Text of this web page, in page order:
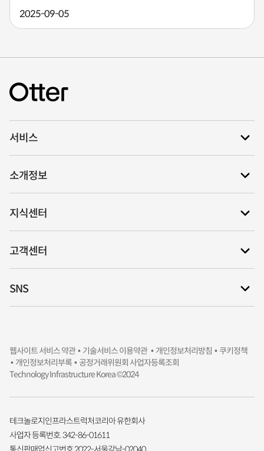
2025-09-05
서비스
소개정보
지식센터
고객센터
SNS
웹사이트 서비스 약관 •기술서비스 이용약관 •개인정보처리방침 • 쿠키정책
• 개인정보처리부록 • 공정거래위원회 사업자등록조회
Technology Infrastructure Korea ©2024
테크놀로지인프라스트럭처코리아 유한회사
사업자 등록번호. 342-86-01611